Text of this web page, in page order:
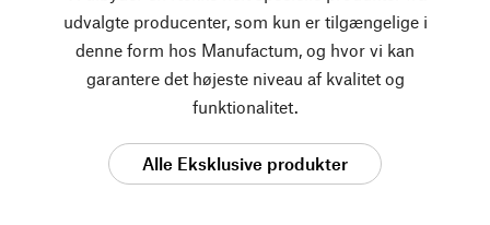
udvalgte producenter, som kun er tilgængelige i
denne form hos Manufactum, og hvor vi kan
garantere det højeste niveau af kvalitet og
funktionalitet.
Alle Eksklusive produkter